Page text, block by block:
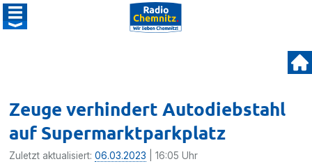
Zeuge verhindert Autodiebstahl
auf Supermarktparkplatz
Zuletzt aktualisiert:06.03.2023 | 16:05 Uhr